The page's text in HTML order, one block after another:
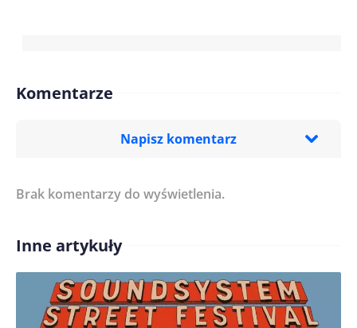
Komentarze
Napisz komentarz
Treść komentarza*
Imię/ Nick*
Brak komentarzy do wyświetlenia.
Inne artykuły